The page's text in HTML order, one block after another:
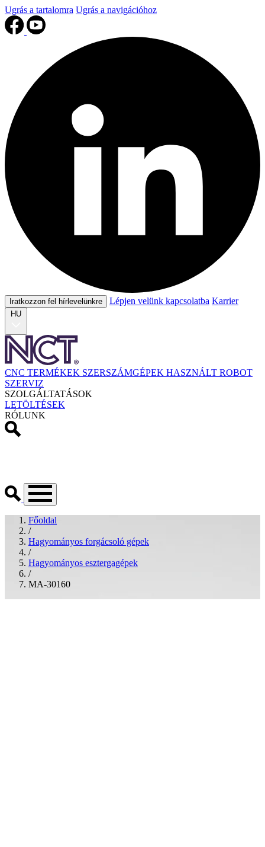
Ugrás a tartalomra Ugrás a navigációhoz
Iratkozzon fel hírlevelünkre Lépjen velünk kapcsolatba Karrier
HU
CNC TERMÉKEK SZERSZÁMGÉPEK HASZNÁLT ROBOT
SZERVIZ
SZOLGÁLTATÁSOK
LETÖLTÉSEK
RÓLUNK
Főoldal
/
Hagyományos forgácsoló gépek
/
Hagyományos esztergagépek
/
MA-30160